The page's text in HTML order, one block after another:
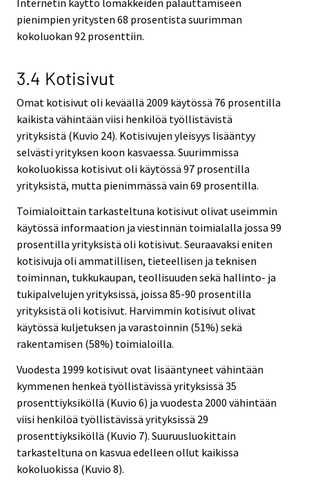
pienimpien yritysten 68 prosentista suurimman
kokoluokan 92 prosenttiin.
3.4 Kotisivut
Omat kotisivut oli keväällä 2009 käytössä 76 prosentilla
kaikista vähintään viisi henkilöä työllistävistä
yrityksistä (Kuvio 24). Kotisivujen yleisyys lisääntyy
selvästi yrityksen koon kasvaessa. Suurimmissa
kokoluokissa kotisivut oli käytössä 97 prosentilla
yrityksistä, mutta pienimmässä vain 69 prosentilla.
Toimialoittain tarkasteltuna kotisivut olivat useimmin
käytössä informaation ja viestinnän toimialalla jossa 99
prosentilla yrityksistä oli kotisivut. Seuraavaksi eniten
kotisivuja oli ammatillisen, tieteellisen ja teknisen
toiminnan, tukkukaupan, teollisuuden sekä hallinto- ja
tukipalvelujen yrityksissä, joissa 85-90 prosentilla
yrityksistä oli kotisivut. Harvimmin kotisivut olivat
käytössä kuljetuksen ja varastoinnin (51%) sekä
rakentamisen (58%) toimialoilla.
Vuodesta 1999 kotisivut ovat lisääntyneet vähintään
kymmenen henkeä työllistävissä yrityksissä 35
prosenttiyksiköllä (Kuvio 6) ja vuodesta 2000 vähintään
viisi henkilöä työllistävissä yrityksissä 29
prosenttiyksiköllä (Kuvio 7). Suuruusluokittain
tarkasteltuna on kasvua edelleen ollut kaikissa
kokoluokissa (Kuvio 8).